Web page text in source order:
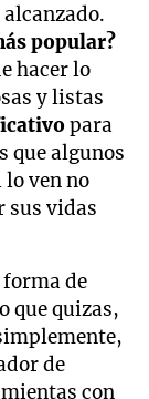
popular?
hacer lo
y listas
para
que algunos
lo ven no
sus vidas
forma de
que quizas,
de
con